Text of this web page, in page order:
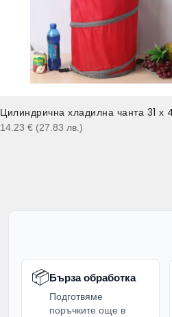
Цилиндрична хладилна чанта 31 х
14.23 € (27.83 лв. )
📦Бърза обработка
Подготвяме
поръчките още в